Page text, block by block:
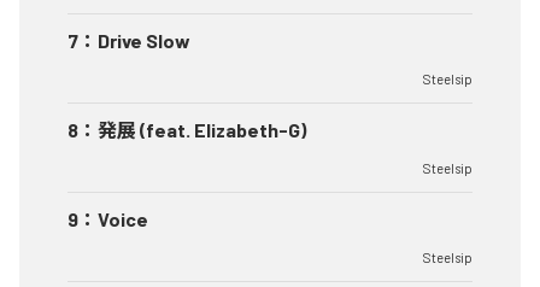
7 ： Drive Slow
Steelsip
8 ： 発展 (feat. Elizabeth-G)
Steelsip
9 ： Voice
Steelsip